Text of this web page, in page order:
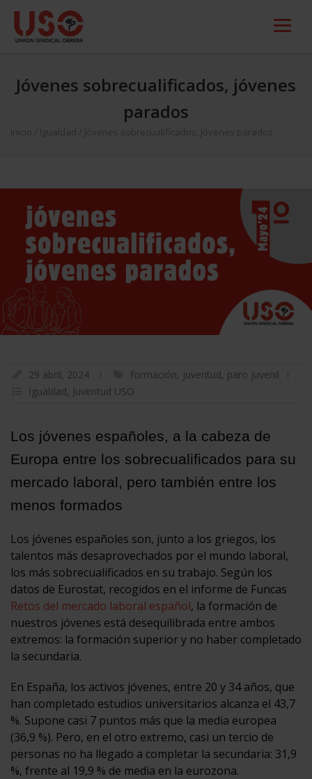
Jóvenes sobrecualificados, jóvenes
parados
Inicio Igualdad Jóvenes sobrecualificados, jóvenes parados
29 abril, 2024 formación, juventud, paro juvenil
Igualdad, Juventud USO
Los jóvenes españoles, a la cabeza de
Europa entre los sobrecualificados para su
mercado laboral, pero también entre los
menos formados
Los jóvenes españoles son, junto a los griegos, los
talentos más desaprovechados por el mundo laboral,
los más sobrecualificados en su trabajo. Según los
datos de Eurostat, recogidos en el informe de Funcas
Retos del mercado laboral español, la formación de
nuestros jóvenes está desequilibrada entre ambos
extremos: la formación superior y no haber completado
la secundaria.
En España, los activos jóvenes, entre 20 y 34 años, que
han completado estudios universitarios alcanza el 43,7
%. Supone casi 7 puntos más que la media europea
(36,9 %). Pero, en el otro extremo, casi un tercio de
personas no ha llegado a completar la secundaria: 31,9
%, frente al 19,9 % de media en la eurozona.